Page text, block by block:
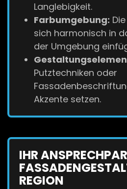
Langlebigkeit.
Farbumgebung:
sich harmonisch in
der Umgebung
Putztechniken oder
Akzente setzen.
IHR
REGION